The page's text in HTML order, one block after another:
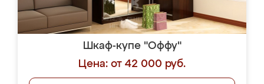
Шкаф-купе "Оффу"
Цена: от 42 000 руб.